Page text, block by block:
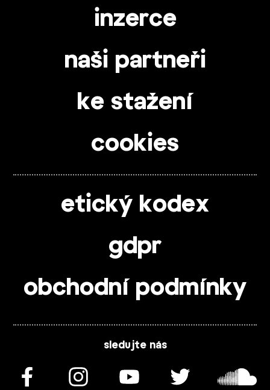
inzerce
naši partneři
ke stažení
cookies
etický kodex
gdpr
obchodní podmínky
sledujte nás